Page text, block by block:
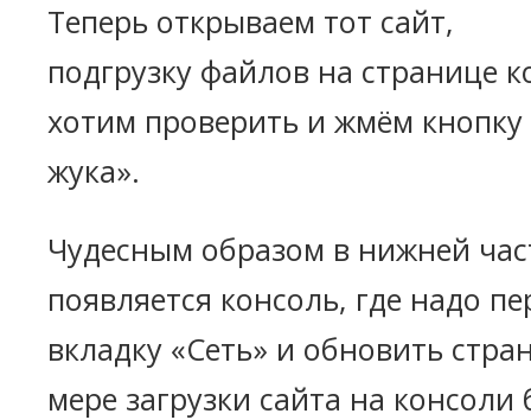
Теперь открываем тот сайт,
подгрузку файлов на странице
хотим проверить и жмём
жука».
Чудесным образом в нижней
появляется консоль, где надо
вкладку «Сеть» и обновить
мере загрузки сайта на консоли